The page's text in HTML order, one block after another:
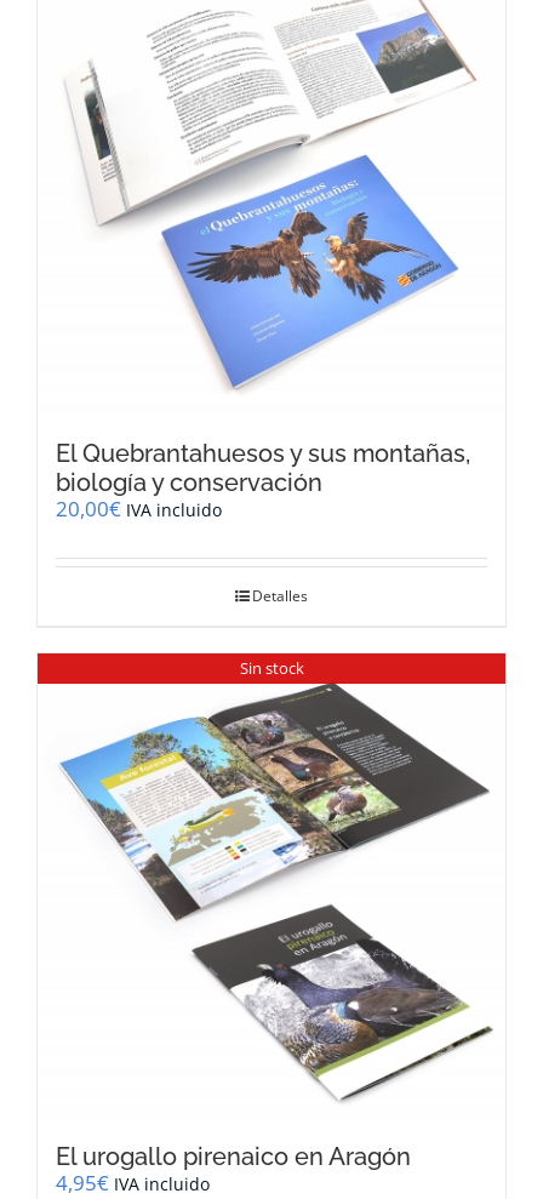
El Quebrantahuesos y sus montañas,
biología y conservación
20,00€ IVA incluido
Detalles
Sin stock
El urogallo pirenaico en Aragón
4,95€ IVA incluido